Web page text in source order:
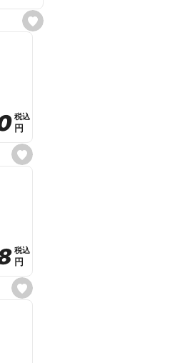
s
e
s
e
e
税込
税込
円
円
s
e
税込
税込
円
円